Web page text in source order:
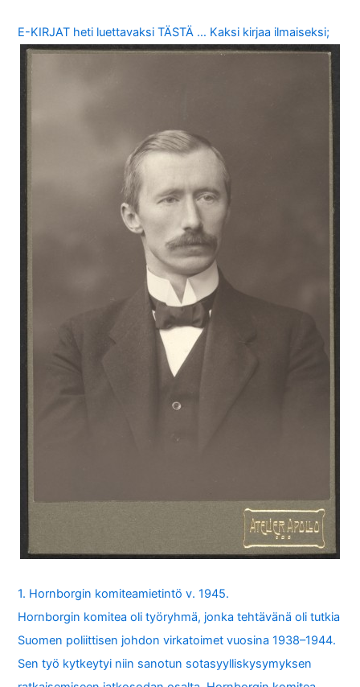
E-KIRJAT heti luettavaksi TÄSTÄ … Kaksi kirjaa ilmaiseksi;
1. Hornborgin komiteamietintö v. 1945.
Hornborgin komitea oli työryhmä, jonka tehtävänä oli tutkia
Suomen poliittisen johdon virkatoimet vuosina 1938–1944.
Sen työ kytkeytyi niin sanotun sotasyylliskysymyksen